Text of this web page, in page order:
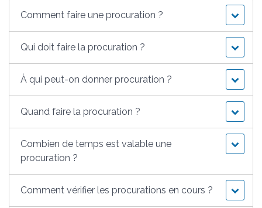
Comment faire une procuration ?
Qui doit faire la procuration ?
À qui peut-on donner procuration ?
Quand faire la procuration ?
Combien de temps est valable une
procuration ?
Comment vérifier les procurations en cours ?